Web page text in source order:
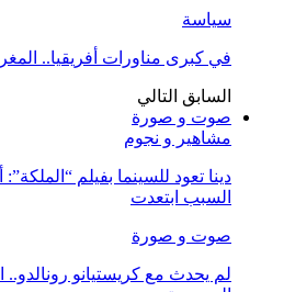
سياسة
في كبرى مناورات أفريقيا..
السابق التالي
صوت و صورة
مشاهير و نجوم
دينا تعود للسينما بفيلم
السبب ابتعدت
صوت و صورة
لم يحدث مع كريستيانو